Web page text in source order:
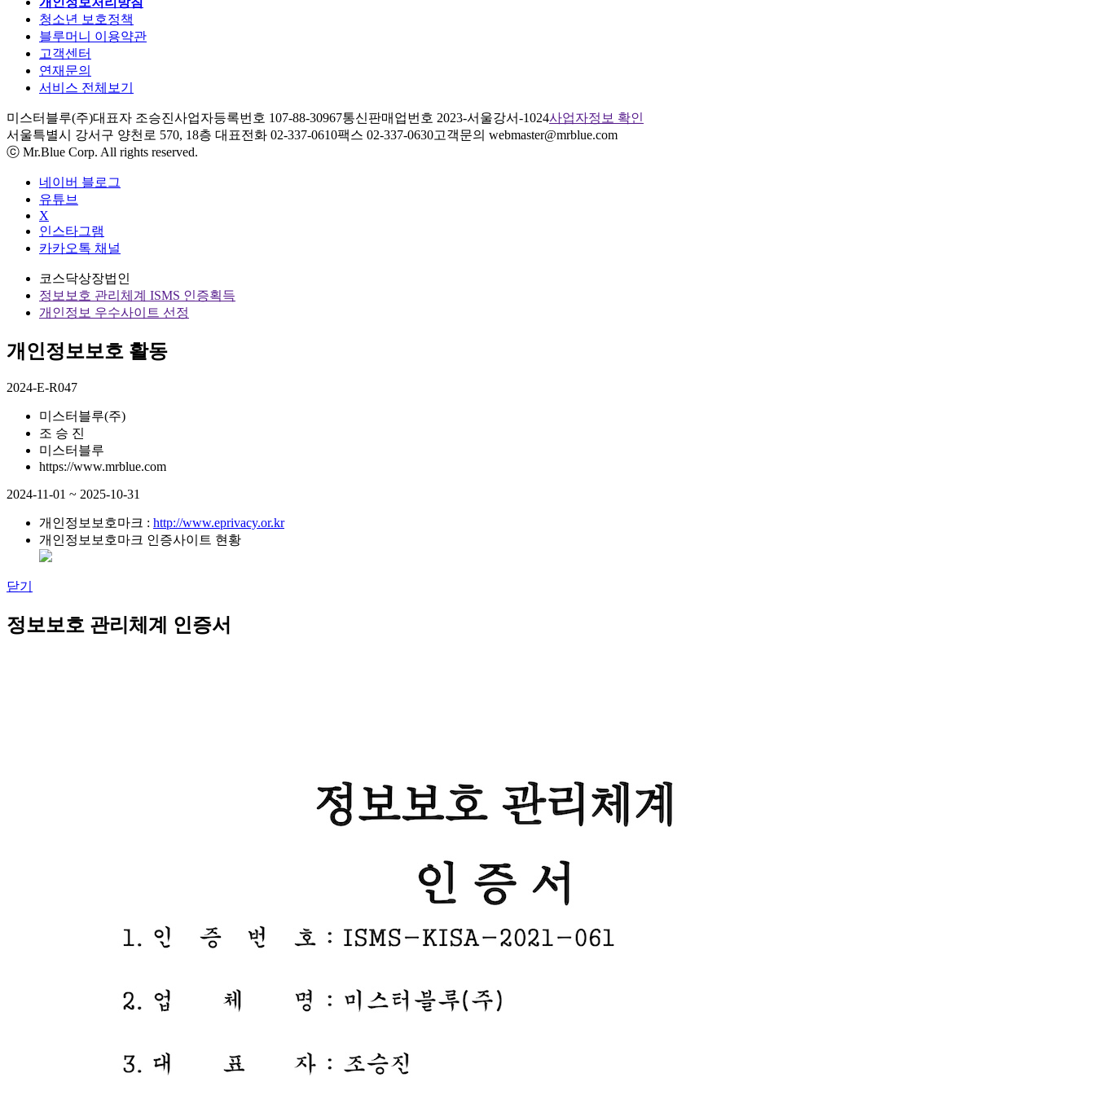
청소년 보호정책
블루머니 이용약관
고객센터
연재문의
서비스 전체보기
미스터블루(주)대표자 조승진사업자등록번호 107-88-30967통신판매업번호 2023-서울강서-1024사업자정보 확인
서울특별시 강서구 양천로 570, 18층 대표전화 02-337-0610팩스 02-337-0630고객문의 webmaster@mrblue.com
ⓒ Mr.Blue Corp. All rights reserved.
네이버 블로그
유튜브
X
인스타그램
카카오톡 채널
코스닥상장법인
정보보호 관리체계 ISMS 인증획득
개인정보 우수사이트 선정
개인정보보호 활동
2024-E-R047
미스터블루(주)
조 승 진
미스터블루
https://www.mrblue.com
2024-11-01 ~ 2025-10-31
개인정보보호마크 : http://www.eprivacy.or.kr
개인정보보호마크 인증사이트 현황
닫기
정보보호 관리체계 인증서